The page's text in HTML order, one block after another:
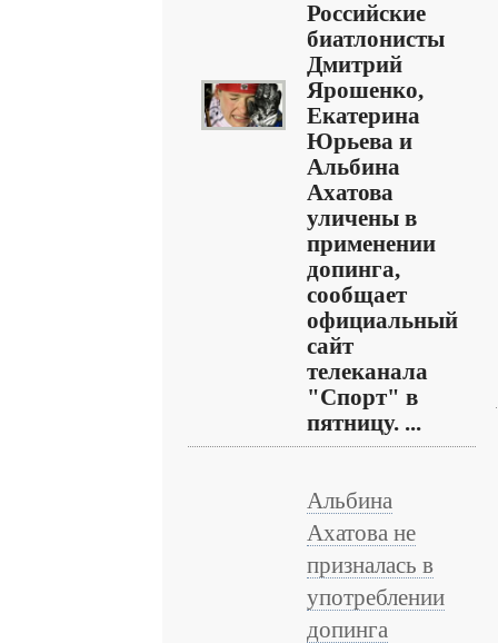
Российские
биатлонисты
Дмитрий
Ярошенко,
Екатерина
Юрьева и
Альбина
Ахатова
уличены в
применении
допинга,
сообщает
официальный
сайт
телеканала
"Спорт" в
пятницу. ...
Альбина
Ахатова не
призналась в
употреблении
допинга